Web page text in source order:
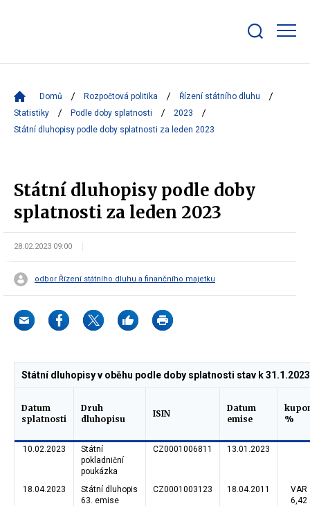
bar
Domů Rozpočtová politika
Řízení státního dluhu
Statistiky
Podle doby splatnosti
2023
Státní dluhopisy podle doby splatnosti za leden 2023
Státní dluhopisy podle doby
splatnosti za leden 2023
28.02.2023 09:00
odbor Řízení státního dluhu a finančního majetku
Datum
splatnosti
Druh
dluhopisu
ISIN
Datum
emise
%
Státní dluhopisy v oběhu podle doby splatnosti stav k 31.1.2023
10.02.2023
Státní
pokladniční
poukázka
CZ0001006811 13.01.2023
18.04.2023
Státní dluhopis
63. emise
CZ0001003123 18.04.2011
VAR
6,42